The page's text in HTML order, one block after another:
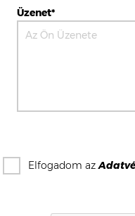
Üzenet*
Elfogadom az